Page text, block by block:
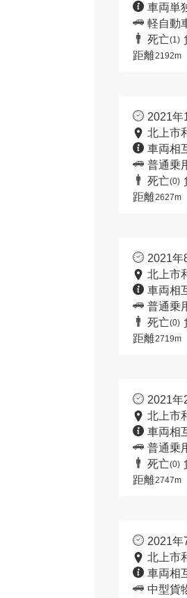
車両単
軽自動
死亡(1)
距離2192m
2021年
北上市
車両相
普通乗
死亡(0)
距離2627m
2021年
北上市
車両相
普通乗
死亡(0)
距離2719m
2021年
北上市
車両相
普通乗
死亡(0)
距離2747m
2021年
北上市
車両相
中型貨